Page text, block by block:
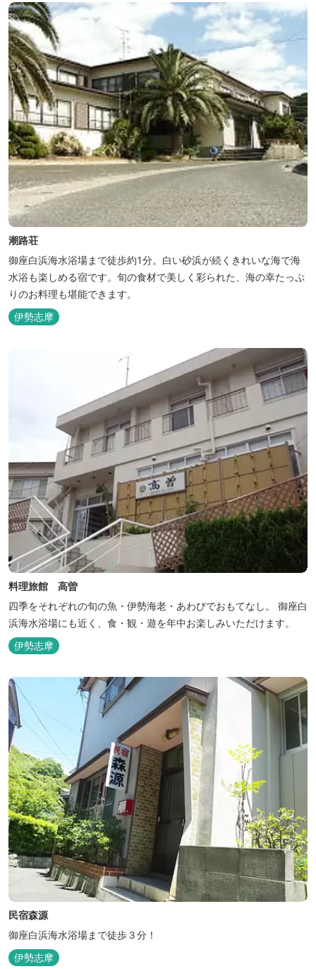
潮路荘
御座白浜海水浴場まで徒歩約1分。白い砂浜が続くきれいな海で海
水浴も楽しめる宿です。旬の食材で美しく彩られた、海の幸たっぷ
りのお料理も堪能できます。
伊勢志摩
料理旅館 高曽
四季をそれぞれの旬の魚・伊勢海老・あわびでおもてなし。 御座白
浜海水浴場にも近く、食・観・遊を年中お楽しみいただけます。
伊勢志摩
民宿森源
御座白浜海水浴場まで徒歩３分！
伊勢志摩